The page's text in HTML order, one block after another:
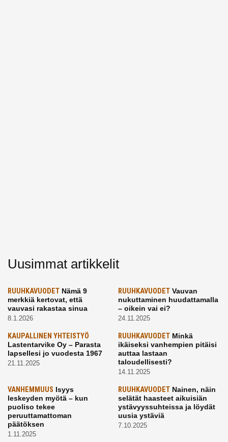
Uusimmat artikkelit
RUUHKAVUODET Nämä 9
merkkiä kertovat, että
vauvasi rakastaa sinua
8.1.2026
RUUHKAVUODETVauvan
nukuttaminen huudattamalla
– oikein vai ei?
24.11.2025
KAUPALLINEN YHTEISTYÖ
Lastentarvike Oy – Parasta
lapsellesi jo vuodesta 1967
21.11.2025
RUUHKAVUODETMinkä
ikäiseksi vanhempien pitäisi
auttaa lastaan
taloudellisesti?
14.11.2025
VANHEMMUUS Isyys
leskeyden myötä – kun
puoliso tekee
peruuttamattoman
päätöksen
1.11.2025
RUUHKAVUODETNainen, näin
selätät haasteet aikuisiän
ystävyyssuhteissa ja löydät
uusia ystäviä
7.10.2025